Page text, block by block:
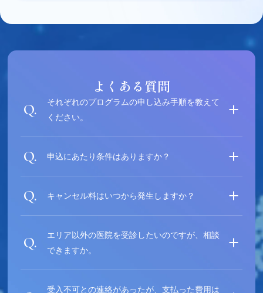
よくある質問
それぞれのプログラムの申し込み手順を教えて
ください。
申込にあたり条件はありますか？
キャンセル料はいつから発生しますか？
エリア以外の医院を受診したいのですが、相談
できますか。
受入不可との連絡があったが、支払った費用は